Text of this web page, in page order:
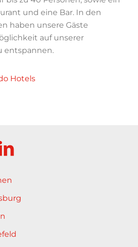
und eine Bar. In den
haben unsere Gäste
auf unserer
entspannen.
Hotels